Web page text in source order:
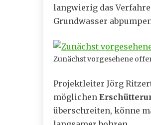
langwierig das
Grundwasser
Zunächst vorgesehene
Projektleiter Jörg
möglichen
überschreiten, könne